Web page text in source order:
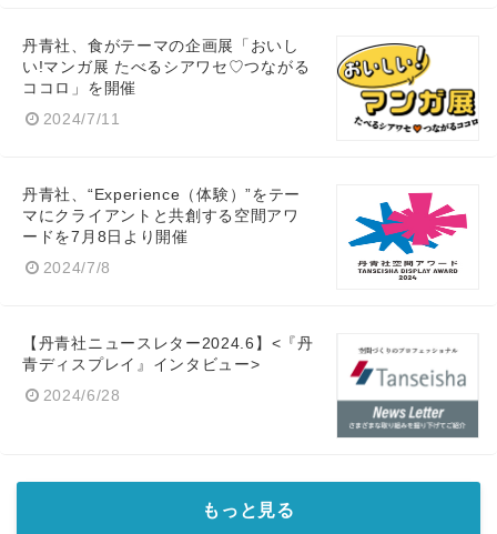
丹青社、食がテーマの企画展「おいし
い!マンガ展 たべるシアワセ♡つながる
ココロ」を開催
2024/7/11
丹青社、“Experience（体験）”をテー
マにクライアントと共創する空間アワ
ードを7月8日より開催
2024/7/8
【丹青社ニュースレター2024.6】<『丹
青ディスプレイ』インタビュー>
2024/6/28
もっと見る